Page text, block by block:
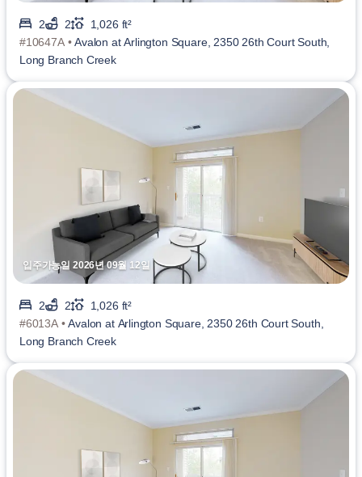
2 2
1,026 ft²
#10647A •Avalon at Arlington Square, 2350 26th Court South,
Long Branch Creek
입주가능일 2026년 09월 12일
2 2
1,026 ft²
#6013A •Avalon at Arlington Square, 2350 26th Court South,
Long Branch Creek